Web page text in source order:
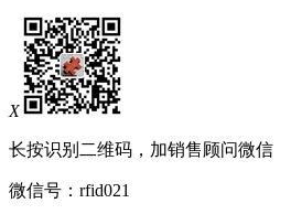
X
长按识别二维码，加销售顾问微信
微信号： rfid021